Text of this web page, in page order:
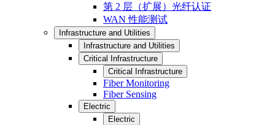
第 2 层（扩展）光纤认证
WAN 性能测试
Infrastructure and Utilities
Infrastructure and Utilities
Critical Infrastructure
Critical Infrastructure
Fiber Monitoring
Fiber Sensing
Electric
Electric